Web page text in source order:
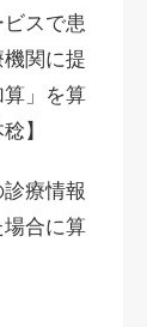
スで患
関に提
」を算
】
療情報
合に算